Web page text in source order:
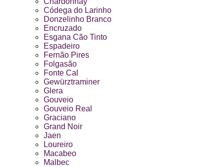
Códega do Larinho
Donzelinho Branco
Encruzado
Esgana Cão Tinto
Espadeiro
Fernão Pires
Folgasão
Fonte Cal
Gewürztraminer
Glera
Gouveio
Gouveio Real
Graciano
Grand Noir
Jaen
Loureiro
Macabeo
Malbec